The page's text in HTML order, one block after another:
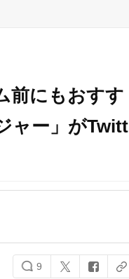
前にもおすす
ャー」がTwitt
9